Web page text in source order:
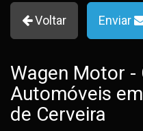
Voltar Enviar
Wagen Motor -
Automóveis
de Cerveira